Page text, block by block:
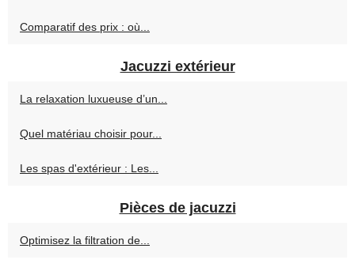
Comparatif des prix : où...
Jacuzzi extérieur
La relaxation luxueuse d’un...
Quel matériau choisir pour...
Les spas d'extérieur : Les...
Pièces de jacuzzi
Optimisez la filtration de...